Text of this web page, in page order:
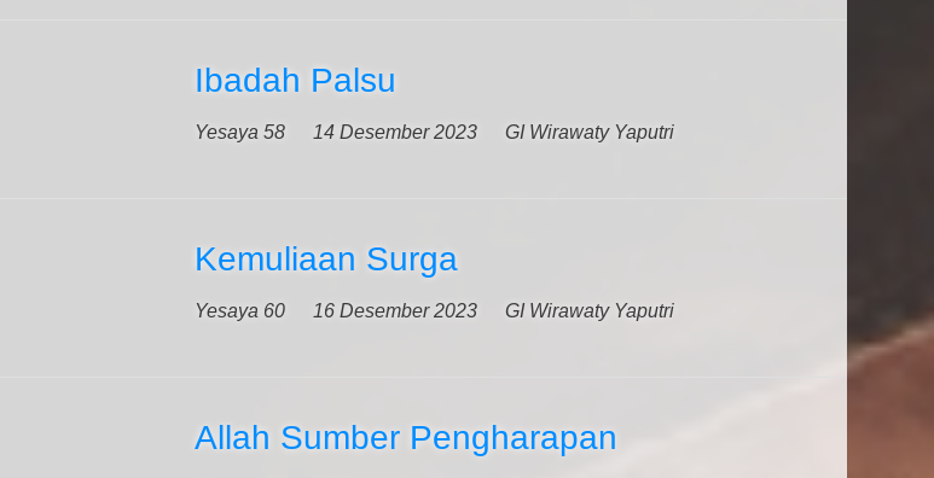
Ibadah Palsu
Yesaya 58 14 Desember 2023 GI Wirawaty Yaputri
Kemuliaan Surga
Yesaya 60 16 Desember 2023 GI Wirawaty Yaputri
Allah Sumber Pengharapan